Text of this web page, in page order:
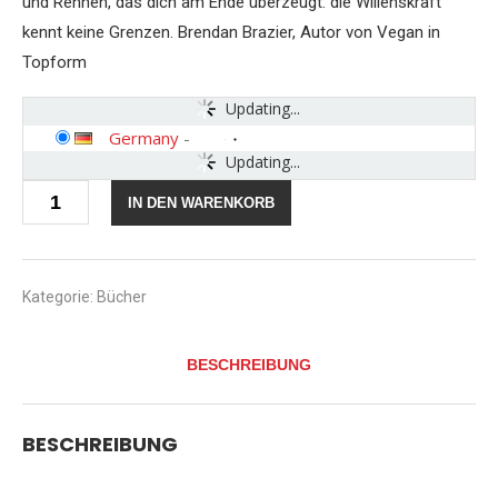
kennt keine Grenzen. Brendan Brazier, Autor von Vegan in
Topform
Updating...
Updating...
Germany -
Ultra:
Wie
Midlife-
Krise
fittesten
der
IN DEN WARENKORB
Kategorie: Bücher
BESCHREIBUNG
BESCHREIBUNG